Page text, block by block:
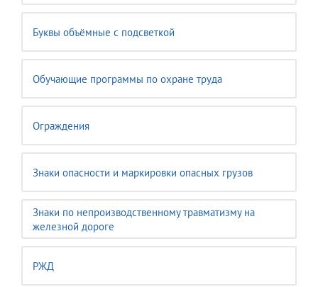
Буквы объёмные с подсветкой
Обучающие программы по охране труда
Ограждения
Знаки опасности и маркировки опасных грузов
Знаки по непроизводственному травматизму на
железной дороге
РЖД